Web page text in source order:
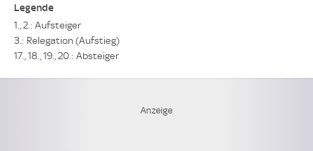
Legende
1., 2.: Aufsteiger
3.: Relegation (Aufstieg)
17., 18., 19., 20.: Absteiger